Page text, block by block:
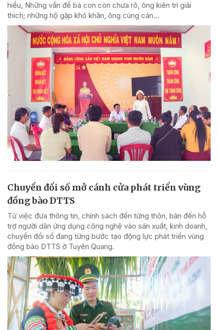
hiểu, Những vấn đề bà con còn chưa rõ, ông kiên trì giải
thích; những hộ gặp khó khăn, ông cùng cán...
Chuyển đổi số mở cánh cửa phát triển vùng
đồng bào DTTS
Từ việc đưa thông tin, chính sách đến từng thôn, bản đến hỗ
trợ người dân ứng dụng công nghệ vào sản xuất, kinh doanh,
chuyển đổi số đang từng bước tạo động lực phát triển vùng
đồng bào DTTS ở Tuyên Quang.